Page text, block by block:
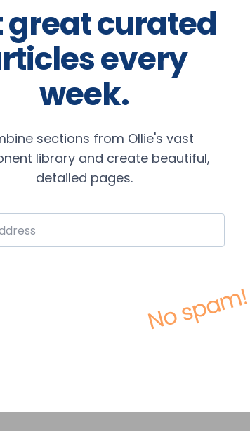
great curated
every
week.
sections from Ollie's vast
library and create beautiful,
detailed pages.
No spam!